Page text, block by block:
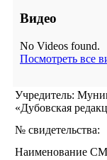
Видео
No Videos found.
Посмотреть все
Учредитель:
«Дубовская
№ свидетельства:
Наименование